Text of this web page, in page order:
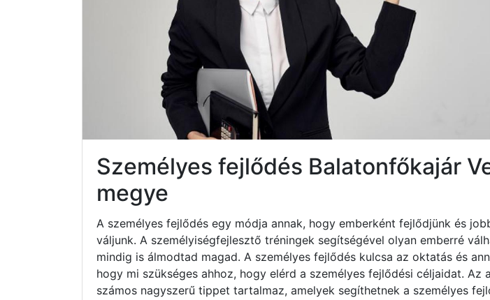
Személyes fejlődés Balatonfőkajár
megye
A személyes fejlődés egy módja annak, hogy emberként fejlődjünk és
váljunk. A személyiségfejlesztő tréningek segítségével olyan emberré
mindig is álmodtad magad. A személyes fejlődés kulcsa az oktatás és
hogy mi szükséges ahhoz, hogy elérd a személyes fejlődési céljaidat. Az
számos nagyszerű tippet tartalmaz, amelyek segíthetnek a személyes